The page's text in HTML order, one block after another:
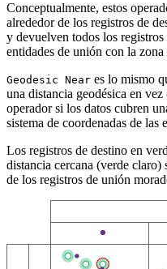
Conceptualmente, estos
alrededor de los registros de
y devuelven todos los
entidades de unión con la
Geodesic Near es lo mismo
una distancia geodésica en
operador si los datos cubren
sistema de coordenadas de las
Los registros de destino en
distancia cercana (verde claro)
de los registros de unión